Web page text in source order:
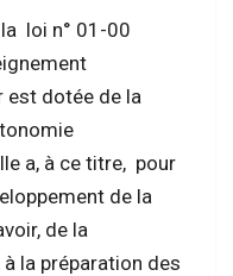
loi n° 01-00
est dotée de la
a, à ce titre, pour
de la
de la
la préparation des